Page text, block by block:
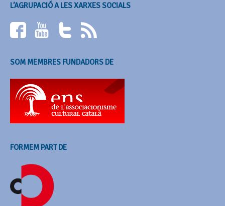
L’AGRUPACIÓ A LES XARXES SOCIALS
SOM MEMBRES FUNDADORS DE
FORMEM PART DE